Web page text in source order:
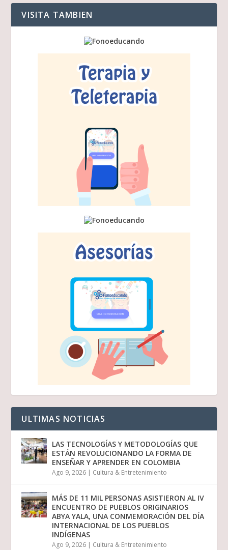
VISITA TAMBIEN
ULTIMAS NOTICIAS
LAS TECNOLOGÍAS Y METODOLOGÍAS QUE
ESTÁN REVOLUCIONANDO LA FORMA DE
ENSEÑAR Y APRENDER EN COLOMBIA
Ago 9, 2026 | Cultura & Entretenimiento
MÁS DE 11 MIL PERSONAS ASISTIERON AL IV
ENCUENTRO DE PUEBLOS ORIGINARIOS
ABYA YALA, UNA CONMEMORACIÓN DEL DÍA
INTERNACIONAL DE LOS PUEBLOS
INDÍGENAS
Ago 9, 2026 | Cultura & Entretenimiento